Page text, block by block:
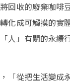
回收的廢棄咖
化成可觸摸的
人」有關的永
「從把生活變成